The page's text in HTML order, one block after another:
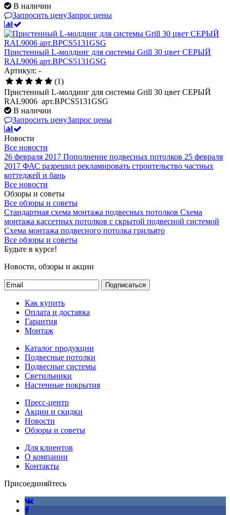
В наличии
Запросить ценуЗапрос цены
Пристенный L-молдинг для системы Grill 30 цвет СЕРЫЙ
RAL9006 арт.BPCS5131GSG
Артикул: -
(1)
Пристенный L-молдинг для системы Grill 30 цвет СЕРЫЙ
RAL9006 арт.BPCS5131GSG
В наличии
Запросить ценуЗапрос цены
Новости
Все новости
26 февраля 2017 Пополнение подвесных потолков 25 февраля
2017 ФАС разрешил рекламировать строительство частных
коттеджей и бань
Все новости
Обзоры и советы
Все обзоры и советы
Стандартная схема монтажа подвесных потолков Схема
монтажа кассетных потолков с скрытой подвесной системой
Схема монтажа подвесного потолка грильято
Все обзоры и советы
Будьте в курсе!
Новости, обзоры и акции
Подписаться
Как купить
Оплата и доставка
Гарантия
Монтаж
Каталог продукции
Подвесные потолки
Подвесные системы
Светильники
Настенные покрытия
Пресс-центр
Акции и скидки
Новости
Обзоры и советы
Для клиентов
О компании
Контакты
Присоединяйтесь